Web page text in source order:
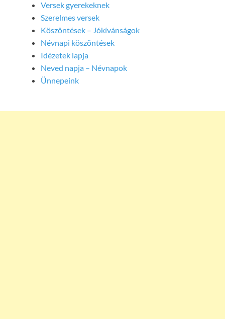
Versek gyerekeknek
Szerelmes versek
Köszöntések – Jókívánságok
Névnapi köszöntések
Idézetek lapja
Neved napja – Névnapok
Ünnepeink